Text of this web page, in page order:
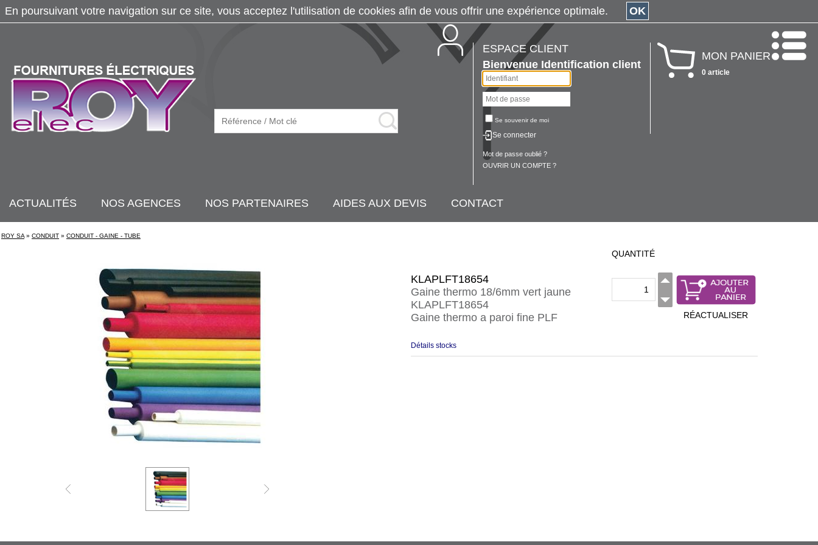
ESPACE CLIENT
Bienvenue Identification client
Se souvenir de moi
Se connecter
Mot de passe oublié ?
OUVRIR UN COMPTE ?
MON PANIER
0 article
ACTUALITÉS NOS AGENCES NOS PARTENAIRES AIDES AUX DEVIS CONTACT
ROY SA » CONDUIT » CONDUIT - GAINE - TUBE
KLAPLFT18654
Gaine thermo 18/6mm vert jaune
KLAPLFT18654
Gaine thermo a paroi fine PLF
QUANTITÉ
RÉACTUALISER
Détails stocks
En poursuivant votre navigation sur ce site, vous acceptez l'utilisation de cookies afin de vous offrir une expérience optimale. OK